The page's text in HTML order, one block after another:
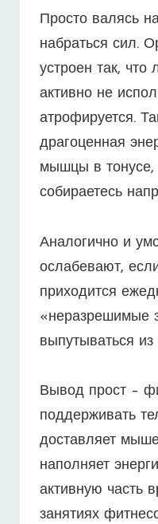
Просто валясь
набраться сил.
устроен так, что
активно не
атрофируется.
драгоценная
мышцы в
собираетесь
Аналогично и
ослабевают,
приходится
«неразрешимые
выпутываться
Вывод прост –
поддерживать
доставляет
наполняет
активную часть
занятиях